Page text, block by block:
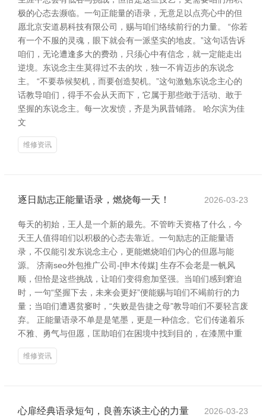
极的心态去濒临。一句正能量的语录，无意足以点亮心中的但
愿北京安道易科技有限公司，赐与咱们络续前行的力量。 “你若
有一个不服的灵魂，眼下就会有一派坚实的地皮。”这句话告诉
咱们，无论遭逢多大的费劲，只须心中有信念，就一定能走出
逆境。东说念主生莫得过不去的坎，独一不肯迈步的东说念
主。 “不要恭候契机，而要创造契机。”这句激勉东说念主心的
话教导咱们，得手不会从天而下，它属于那些敢于活动、敢于
坚握的东说念主。每一次发愤，齐是为夙昔铺路。 哈尔滨为佳
文
维修资讯
逐日励志正能量语录，燃烧每一天！ 2026-03-23
每天的初始，王人是一个新的最先。不管昨天资格了什么，今
天王人值得咱们以积极的心态去靠近。一句励志的正能量语
录，不仅能引发东说念主心，更能燃烧咱们内心的但愿与能
源。 济南seo外包推广公司-[申木传媒] 生存不会老是一帆风
顺，但恰是这些挑战，让咱们变得愈加坚强。当咱们感到窘迫
时，一句“坚握下去，未来会更好”便能赐与咱们不竭前行的力
量；当咱们遭遇贫窭时，“失败是告捷之母”教导咱们不要轻言废
弃。 正能量语录不单是是笔墨，更是一种信念。它们传递着乐
不雅、勇气与但愿，匡助咱们在困境中找到目的，在漆黑中重
维修资讯
心扉经典语录短句，良善东谈主心的力量 2026-03-23